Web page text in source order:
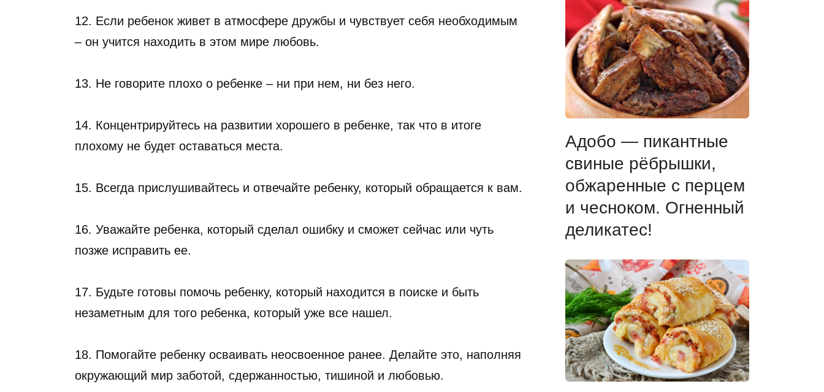
12. Если ребенок живет в атмосфере дружбы и чувствует себя необходимым
– он учится находить в этом мире любовь.
13. Не говорите плохо о ребенке – ни при нем, ни без него.
14. Концентрируйтесь на развитии хорошего в ребенке, так что в итоге
плохому не будет оставаться места.
15. Всегда прислушивайтесь и отвечайте ребенку, который обращается к вам.
16. Уважайте ребенка, который сделал ошибку и сможет сейчас или чуть
позже исправить ее.
17. Будьте готовы помочь ребенку, который находится в поиске и быть
незаметным для того ребенка, который уже все нашел.
18. Помогайте ребенку осваивать неосвоенное ранее. Делайте это, наполняя
окружающий мир заботой, сдержанностью, тишиной и любовью.
Адобо — пикантные
свиные рёбрышки,
обжаренные с перцем
и чесноком. Огненный
деликатес!